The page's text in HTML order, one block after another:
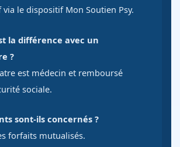
via le dispositif Mon Soutien Psy.
la différence avec un
?
est médecin et remboursé
sociale.
sont-ils concernés ?
forfaits mutualisés.